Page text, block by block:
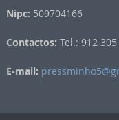
Nipc: 509704166
Contactos: Tel.: 912
E-mail: